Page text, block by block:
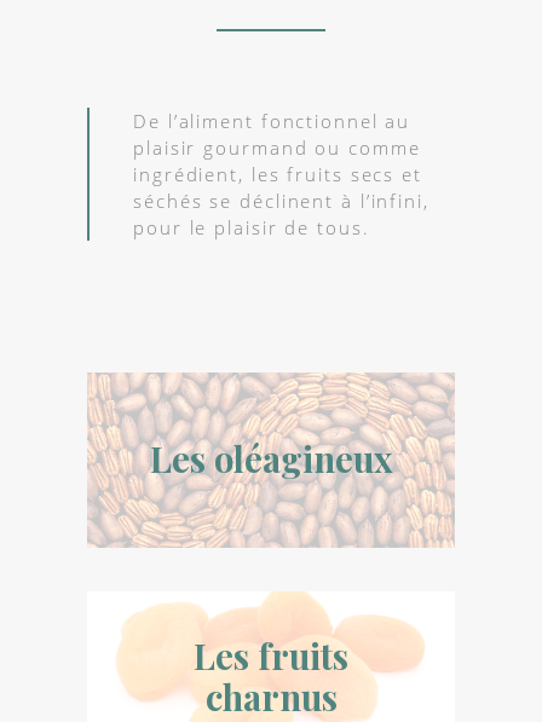
De l’aliment fonctionnel au
plaisir gourmand ou comme
ingrédient, les fruits secs et
séchés se déclinent à l’infini,
pour le plaisir de tous.
Les oléagineux
Les fruits
charnus